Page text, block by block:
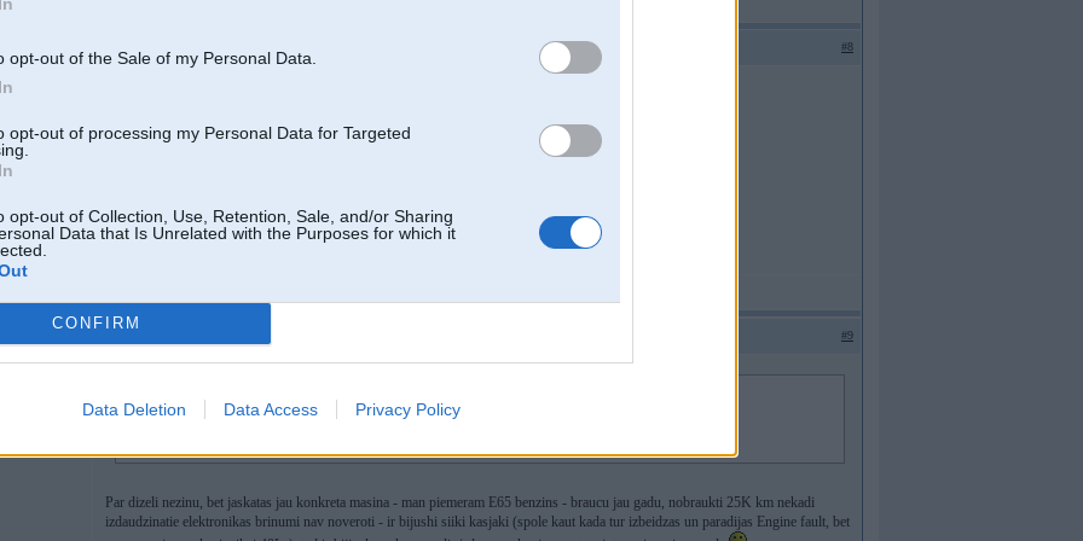
opt-out of the Sale of my Personal Data.
opt-out of processing my Personal Data for Targeted
opt-out of Collection, Use, Retention, Sale, and/or Sharing
Data that Is Unrelated with the Purposes for which it
CONFIRM
Data Deletion Data Access Privacy Policy
#8
#9
2007-05-10 18:58, KM rakstīja:
jautajums bija - kaites ,kas noverojamas konkretaja modeli!
Par dizeli nezinu, bet jaskatas jau konkreta masina - man piemeram E65 benzins - braucu jau gadu, nobraukti 25K km nekadi
izdaudzinatie elektronikas brinumi nav noveroti - ir bijushi siiki kasjaki (spole kaut kada tur izbeidzas un paradijas Engine fault, bet